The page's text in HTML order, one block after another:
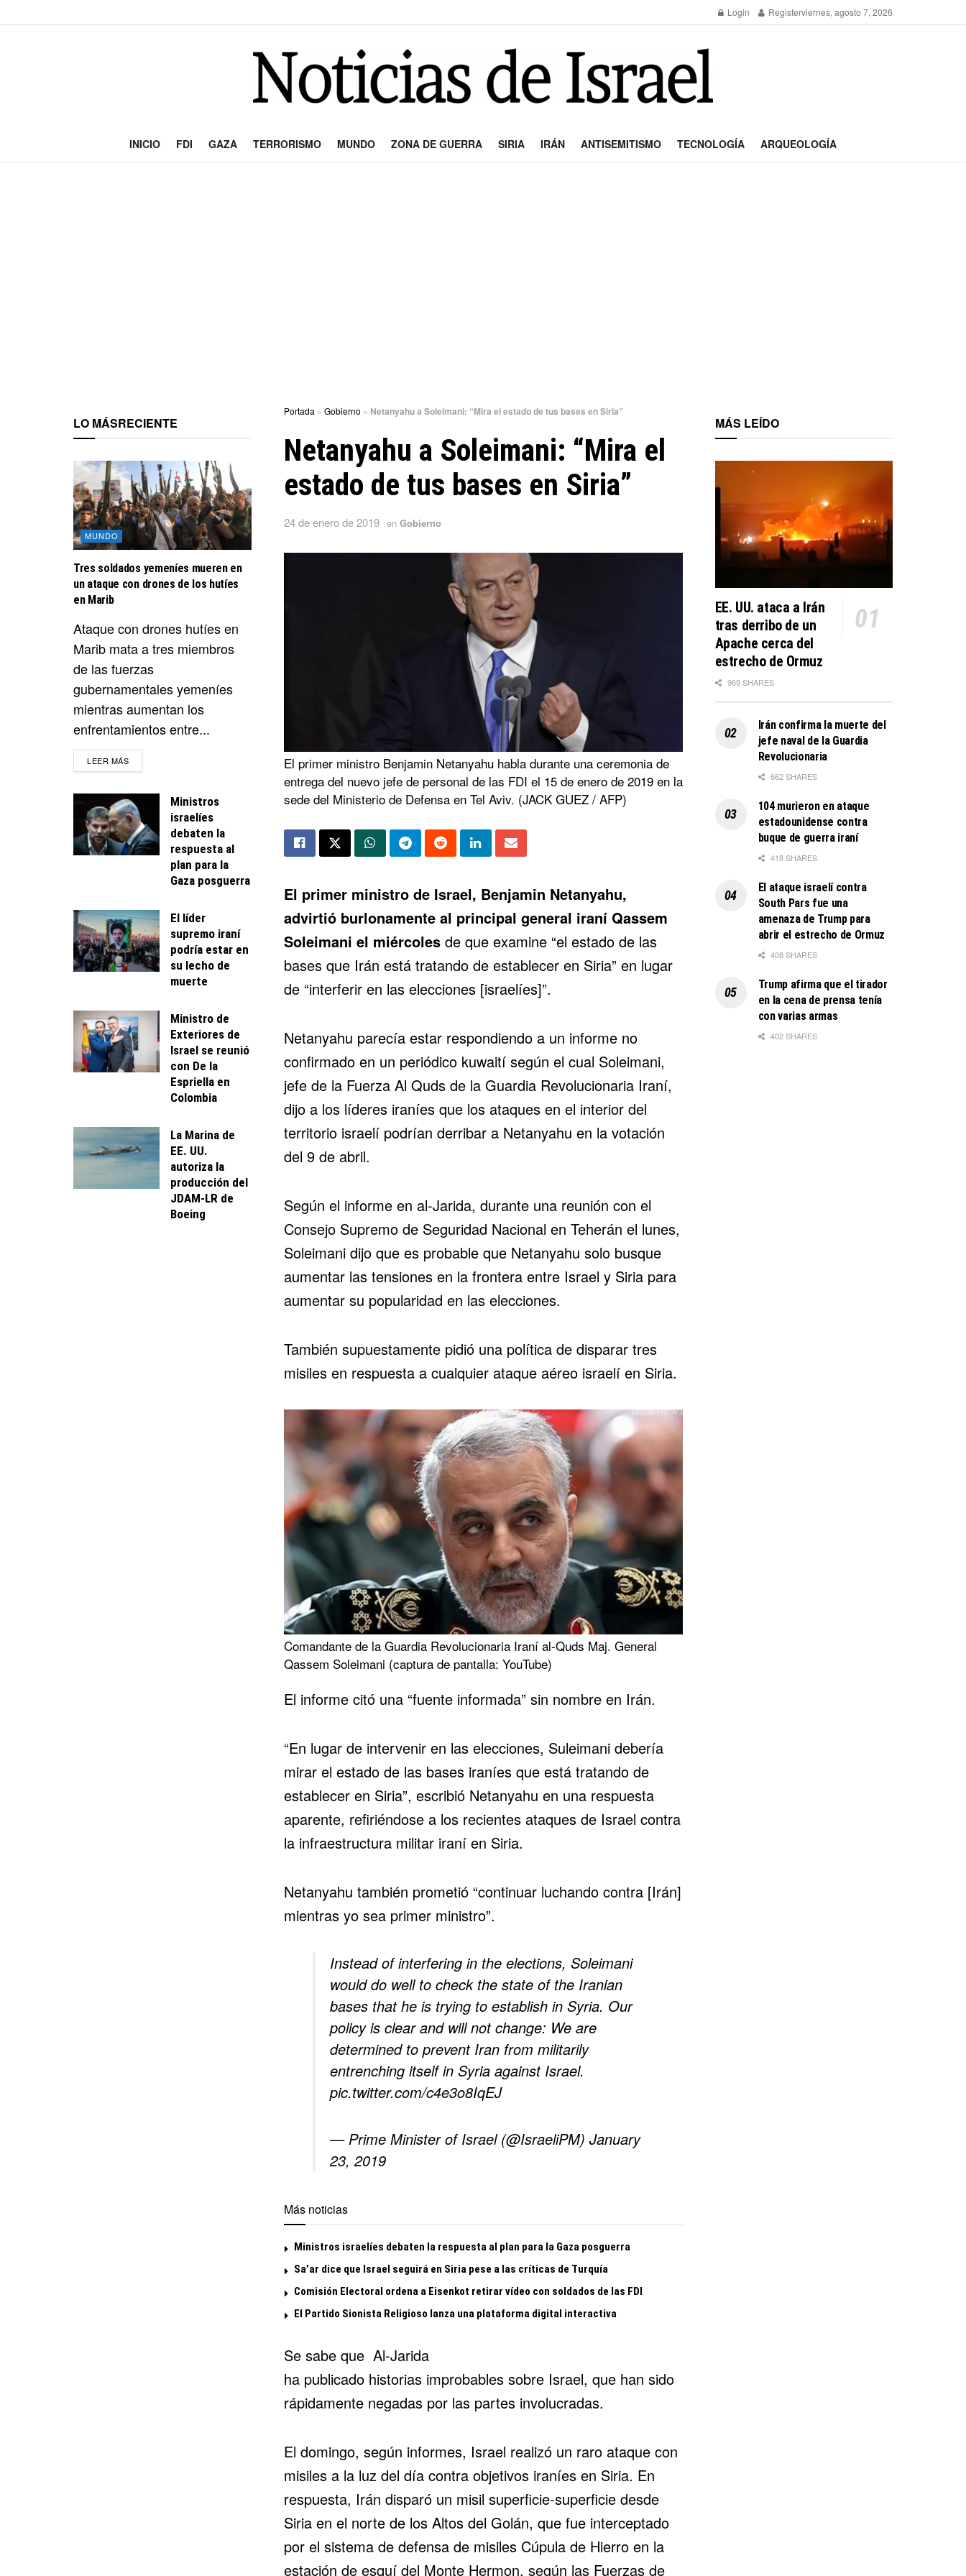
Login Registerviernes, agosto 7, 2026
INICIO FDI GAZA TERRORISMO MUNDO ZONA DE GUERRA SIRIA IRÁN ANTISEMITISMO TECNOLOGÍA ARQUEOLOGÍA
Portada » Gobierno » Netanyahu a Soleimani: “Mira el estado de tus bases en Siria”
Netanyahu a Soleimani: “Mira el
estado de tus bases en Siria”
24 de enero de 2019 en Gobierno
El primer ministro Benjamin Netanyahu habla durante una ceremonia de
entrega del nuevo jefe de personal de las FDI el 15 de enero de 2019 en la
sede del Ministerio de Defensa en Tel Aviv. (JACK GUEZ / AFP)
El primer ministro de Israel, Benjamin Netanyahu,
advirtió burlonamente al principal general iraní Qassem
Soleimani el miércolesde que examine “el estado de las
bases que Irán está tratando de establecer en Siria” en lugar
de “interferir en las elecciones [israelíes]”.
Netanyahu parecía estar respondiendo a un informe no
confirmado en un periódico kuwaití según el cual Soleimani,
jefe de la Fuerza Al Quds de la Guardia Revolucionaria Iraní,
dijo a los líderes iraníes que los ataques en el interior del
territorio israelí podrían derribar a Netanyahu en la votación
del 9 de abril.
Según el informe en al-Jarida, durante una reunión con el
Consejo Supremo de Seguridad Nacional en Teherán el lunes,
Soleimani dijo que es probable que Netanyahu solo busque
aumentar las tensiones en la frontera entre Israel y Siria para
aumentar su popularidad en las elecciones.
También supuestamente pidió una política de disparar tres
misiles en respuesta a cualquier ataque aéreo israelí en Siria.
Comandante de la Guardia Revolucionaria Iraní al-Quds Maj. General
Qassem Soleimani (captura de pantalla: YouTube)
El informe citó una “fuente informada” sin nombre en Irán.
“En lugar de intervenir en las elecciones, Suleimani debería
mirar el estado de las bases iraníes que está tratando de
establecer en Siria”, escribió Netanyahu en una respuesta
aparente, refiriéndose a los recientes ataques de Israel contra
la infraestructura militar iraní en Siria.
Netanyahu también prometió “continuar luchando contra [Irán]
mientras yo sea primer ministro”.
Instead of interfering in the elections, Soleimani
would do well to check the state of the Iranian
bases that he is trying to establish in Syria. Our
policy is clear and will not change: We are
determined to prevent Iran from militarily
entrenching itself in Syria against Israel.
pic.twitter.com/c4e3o8IqEJ
— Prime Minister of Israel (@IsraeliPM) January
23, 2019
Más noticias
Ministros israelíes debaten la respuesta al plan para la Gaza posguerra
Sa’ar dice que Israel seguirá en Siria pese a las críticas de Turquía
Comisión Electoral ordena a Eisenkot retirar vídeo con soldados de las FDI
El Partido Sionista Religioso lanza una plataforma digital interactiva
Se sabe que Al-Jarida
ha publicado historias improbables sobre Israel, que han sido
rápidamente negadas por las partes involucradas.
El domingo, según informes, Israel realizó un raro ataque con
misiles a la luz del día contra objetivos iraníes en Siria. En
respuesta, Irán disparó un misil superficie-superficie desde
Siria en el norte de los Altos del Golán, que fue interceptado
por el sistema de defensa de misiles Cúpula de Hierro en la
estación de esquí del Monte Hermon, según las Fuerzas de
LO MÁSRECIENTE
MUNDO
Tres soldados yemeníes mueren en
un ataque con drones de los hutíes
en Marib
Ataque con drones hutíes en
Marib mata a tres miembros
de las fuerzas
gubernamentales yemeníes
mientras aumentan los
enfrentamientos entre...
LEER MÁSDETAILS
Ministros
israelíes
debaten la
respuesta al
plan para la
Gaza posguerra
El líder
supremo iraní
podría estar en
su lecho de
muerte
Ministro de
Exteriores de
Israel se reunió
con De la
Espriella en
Colombia
La Marina de
EE. UU.
autoriza la
producción del
JDAM-LR de
Boeing
MÁS LEÍDO
EE. UU. ataca a Irán
tras derribo de un
Apache cerca del
estrecho de Ormuz
969 SHARES
Irán confirma la muerte del
jefe naval de la Guardia
Revolucionaria
662 SHARES
104 murieron en ataque
estadounidense contra
buque de guerra iraní
418 SHARES
El ataque israelí contra
South Pars fue una
amenaza de Trump para
abrir el estrecho de Ormuz
408 SHARES
Trump afirma que el tirador
en la cena de prensa tenía
con varias armas
402 SHARES